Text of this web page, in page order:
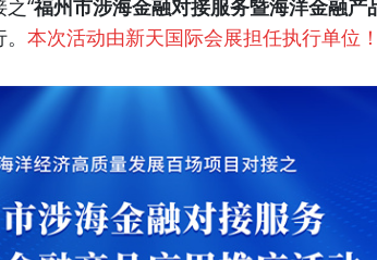
“福州市涉海金融对接服务暨海洋金融产
本次活动由新天国际会展担任执行单位！